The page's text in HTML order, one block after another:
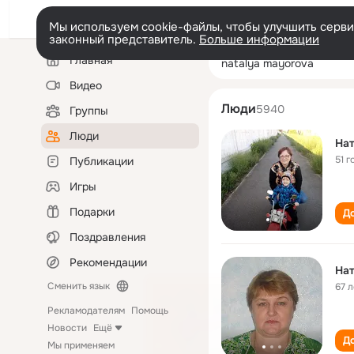
Мы используем cookie-файлы, чтобы улучшить
законный представитель. Больше информации
Левая
колонкаГлавная
Видео
Группы
Люди
Публикации
Игры
Подарки
Поздравления
Рекомендации
Сменить язык
Рекламодателям Помощь
Новости Ещё
Мы применяем
natalya
Люди5940
51
67